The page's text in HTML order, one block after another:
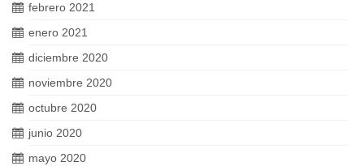
febrero 2021
enero 2021
diciembre 2020
noviembre 2020
octubre 2020
junio 2020
mayo 2020